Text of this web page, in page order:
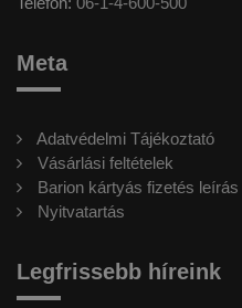
Meta
Adatvédelmi Tájékoztató
Vásárlási feltételek
Barion kártyás fizetés leírás
Nyitvatartás
Legfrissebb híreink